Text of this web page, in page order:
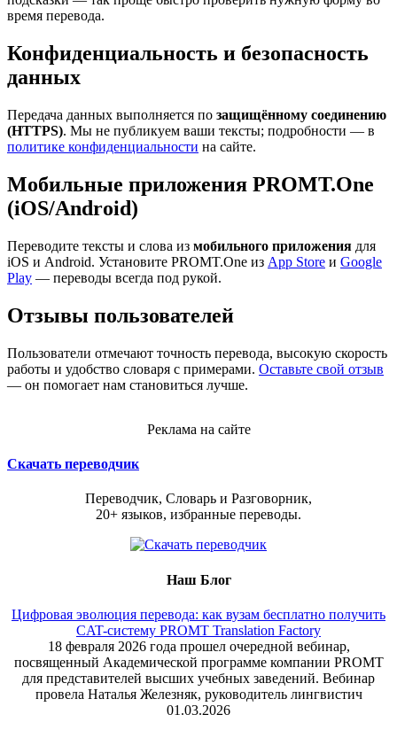
время перевода.
Конфиденциальность и безопасность
данных
Передача данных выполняется по защищённому соединению
(HTTPS). Мы не публикуем ваши тексты; подробности — в
политике конфиденциальности на сайте.
Мобильные приложения PROMT.One
(iOS/Android)
Переводите тексты и слова из мобильного приложения для
iOS и Android. Установите PROMT.One из App Store и Google
Play — переводы всегда под рукой.
Отзывы пользователей
Пользователи отмечают точность перевода, высокую скорость
работы и удобство словаря с примерами. Оставьте свой отзыв
— он помогает нам становиться лучше.